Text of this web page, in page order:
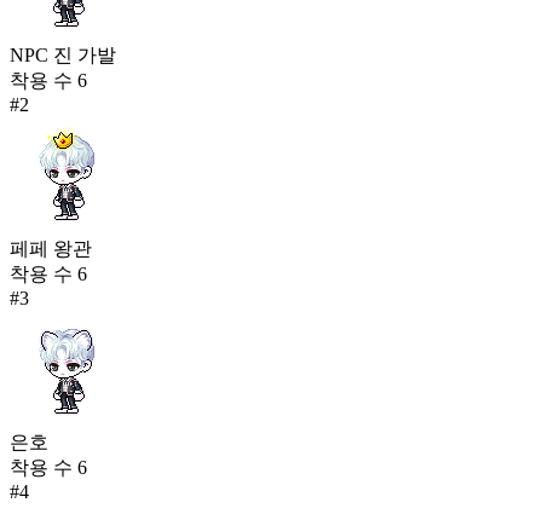
NPC 진 가발
착용 수 6
#2
페페 왕관
착용 수 6
#3
은호
착용 수 6
#4